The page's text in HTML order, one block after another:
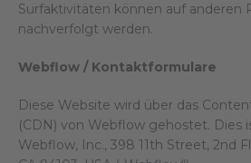
Surfaktivitäten können auf anderen
nachverfolgt werden.
Webflow / Kontaktformulare
Diese Website wird über das
(CDN) von Webflow gehostet. Dies
Webflow, Inc., 398 11th Street, 2nd